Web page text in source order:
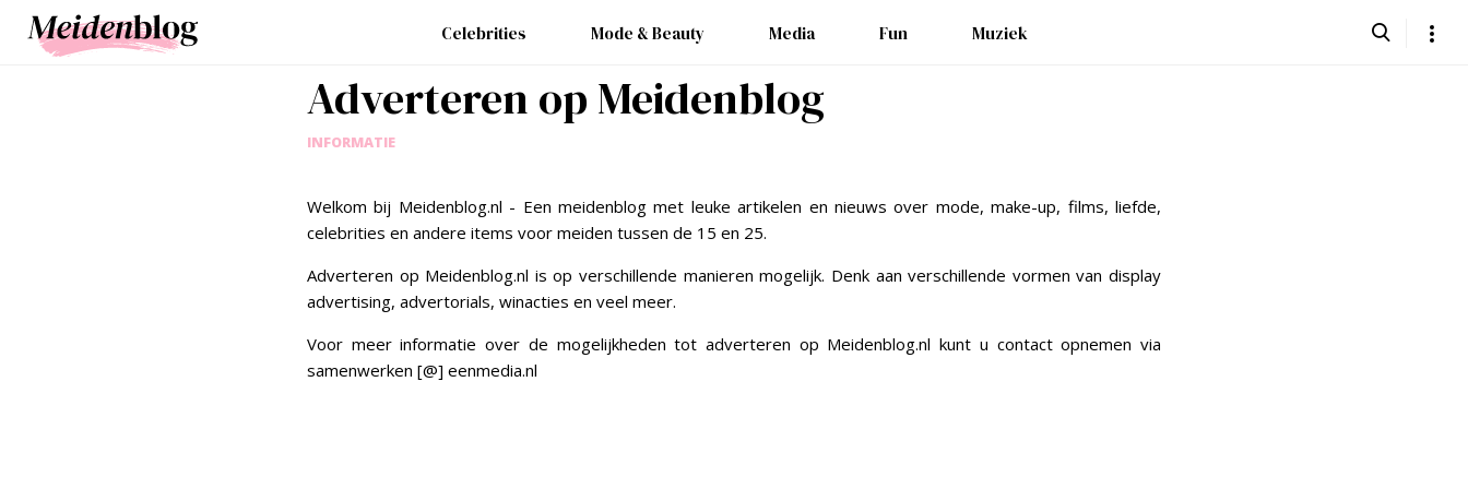
Celebrities Mode & Beauty Media Fun Muziek
Adverteren op Meidenblog
INFORMATIE
Welkom bij Meidenblog.nl - Een meidenblog met leuke artikelen en nieuws over mode, make-up, films, liefde,
celebrities en andere items voor meiden tussen de 15 en 25.
Adverteren op Meidenblog.nl is op verschillende manieren mogelijk. Denk aan verschillende vormen van display
advertising, advertorials, winacties en veel meer.
Voor meer informatie over de mogelijkheden tot adverteren op Meidenblog.nl kunt u contact opnemen via
samenwerken [@] eenmedia.nl